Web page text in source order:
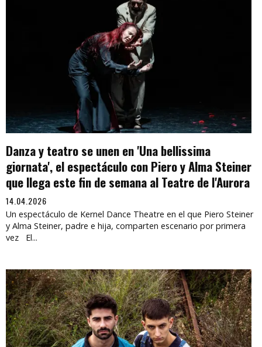
Danza y teatro se unen en 'Una bellissima
giornata', el espectáculo con Piero y Alma Steiner
que llega este fin de semana al Teatre de l'Aurora
14.04.2026
Un espectáculo de Kernel Dance Theatre en el que Piero Steiner
y Alma Steiner, padre e hija, comparten escenario por primera
vez El...